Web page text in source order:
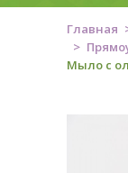
Главная
Мыло с